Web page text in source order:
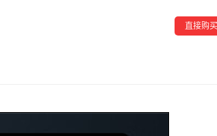
直接购买